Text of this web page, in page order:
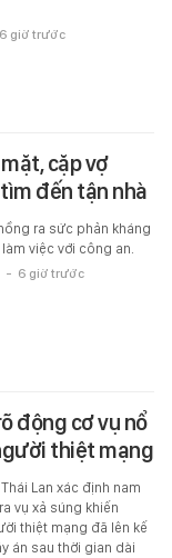
6 giờ trước
cặp vợ
đến tận nhà
ra sức phản kháng
việc với công an.
- 6 giờ trước
động cơ vụ nổ
thiệt mạng
Lan xác định nam
vụ xả súng khiến
thiệt mạng đã lên kế
án sau thời gian dài